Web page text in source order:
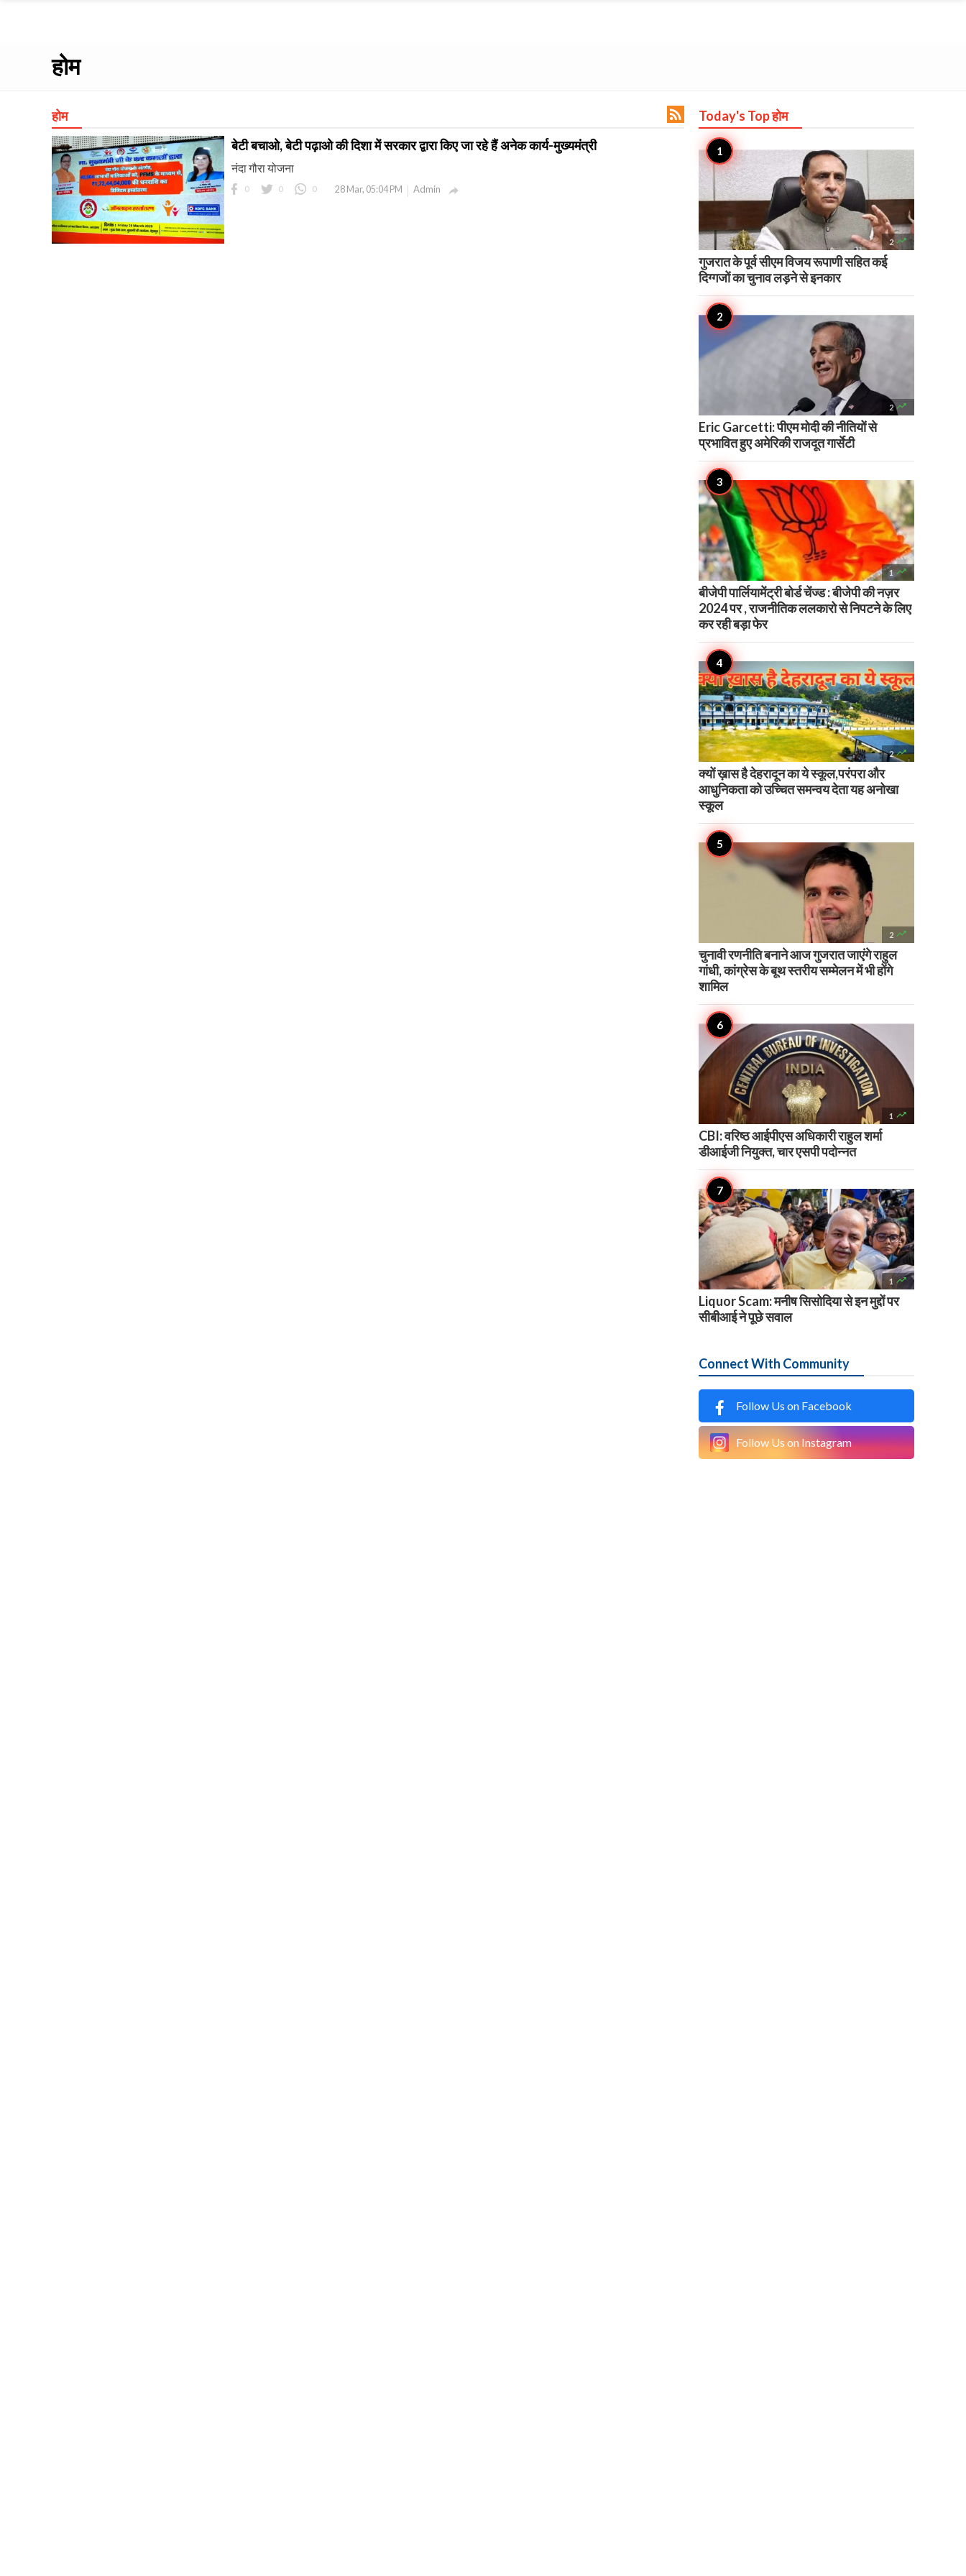
होम
होम 
बेटी बचाओ, बेटी पढ़ाओ की दिशा में सरकार द्वारा किए जा रहे हैं अनेक कार्य-मुख्यमंत्री
नंदा गौरा योजना
0 0 0 28 Mar, 05:04 PM Admin 
Today's Topहोम
2 
गुजरात के पूर्व सीएम विजय रूपाणी सहित कई
दिग्गजों का चुनाव लड़ने से इनकार
2 
Eric Garcetti: पीएम मोदी की नीतियों से
प्रभावित हुए अमेरिकी राजदूत गार्सेटी
1 
बीजेपी पार्लियामेंट्री बोर्ड चेंज्ड : बीजेपी की नज़र
2024 पर , राजनीतिक ललकारो से निपटने के लिए
कर रही बड़ा फेर
2 
क्यों ख़ास है देहरादून का ये स्कूल,परंपरा और
आधुनिकता को उच्चित समन्वय देता यह अनोखा
स्कूल
2 
चुनावी रणनीति बनाने आज गुजरात जाएंगे राहुल
गांधी, कांग्रेस के बूथ स्तरीय सम्मेलन में भी होंगे
शामिल
1 
CBI: वरिष्ठ आईपीएस अधिकारी राहुल शर्मा
डीआईजी नियुक्त, चार एसपी पदोन्नत
1 
Liquor Scam: मनीष सिसोदिया से इन मुद्दों पर
सीबीआई ने पूछे सवाल
Connect With Community
Follow Us on Facebook
Follow Us on Instagram